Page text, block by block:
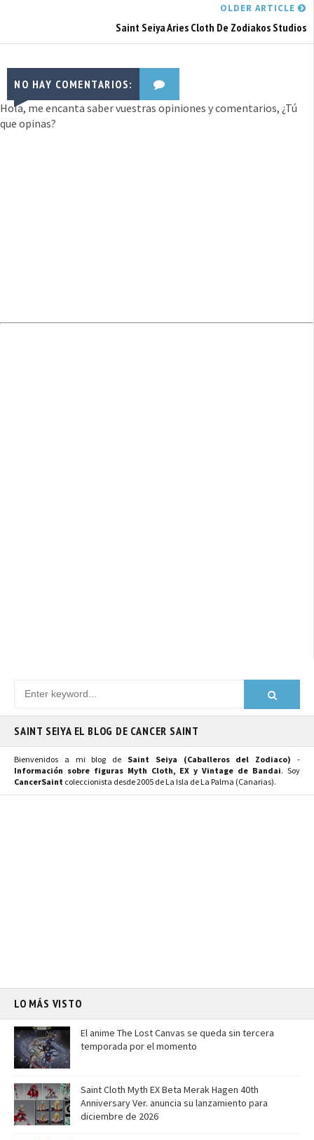
OLDER ARTICLE
Saint Seiya Aries Cloth De Zodiakos Studios
NO HAY COMENTARIOS:
Hola, me encanta saber vuestras opiniones y comentarios, ¿Tú
que opinas?
SAINT SEIYA EL BLOG DE CANCER SAINT
Bienvenidos a mi blog de Saint Seiya (Caballeros del Zodiaco) -
Información sobre figuras Myth Cloth, EX y Vintage de Bandai. Soy
CancerSaint coleccionista desde 2005 de La Isla de La Palma (Canarias).
LO MÁS VISTO
El anime The Lost Canvas se queda sin tercera
temporada por el momento
Saint Cloth Myth EX Beta Merak Hagen 40th
Anniversary Ver. anuncia su lanzamiento para
diciembre de 2026